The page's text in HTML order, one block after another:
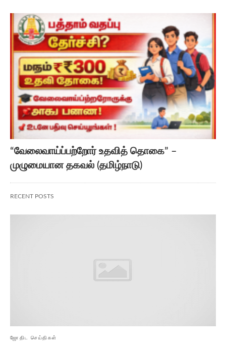
“வேலைவாய்ப்பற்றோர் உதவித் தொகை” –
முழுமையான தகவல் (தமிழ்நாடு)
RECENT POSTS
ஜோதிட செய்திகள்